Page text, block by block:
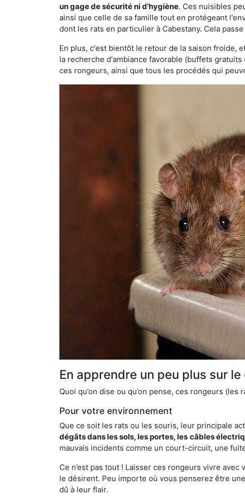
un gage de sécurité ni d'hygiène. Ces nuisibles
ainsi que celle de sa famille tout en protégeant
dont les rats en particulier à Cabestany. Cela
En plus, c'est bientôt le retour de la saison froide,
la recherche d'ambiance favorable (buffets
ces rongeurs, ainsi que tous les procédés qui
En apprendre un peu plus sur
Quoi qu’on dise ou qu’on pense, ces rongeurs
Pour votre environnement
Que ce soit les rats ou les souris, leur principale
dégâts dans les sols, les portes, les câbles
mauvais incidents comme un court-circuit, une
Ce n’est pas tout ! Laisser ces rongeurs vivre
le désirent. Peu importe où vous penserez être
dû à leur flair.